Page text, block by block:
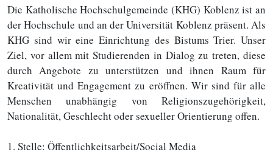
Die Katholische Hochschulgemeinde (KHG) Koblenz ist an
der Hochschule und an der Universität Koblenz präsent. Als
KHG sind wir eine Einrichtung des Bistums Trier. Unser
Ziel, vor allem mit Studierenden in Dialog zu treten, diese
durch Angebote zu unterstützen und ihnen Raum für
Kreativität und Engagement zu eröffnen. Wir sind für alle
Menschen unabhängig von Religionszugehörigkeit,
Nationalität, Geschlecht oder sexueller Orientierung offen.
1. Stelle: Öffentlichkeitsarbeit/Social Media